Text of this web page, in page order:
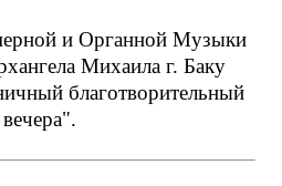
и Органной Музыки
Михаила г. Баку
благотворительный